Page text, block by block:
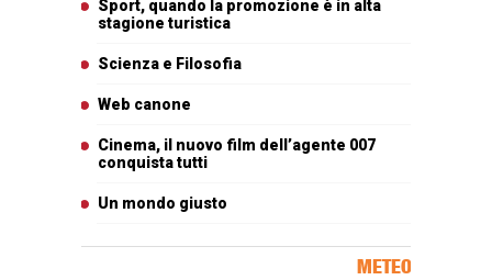
Sport, quando la promozione è in alta
stagione turistica
Scienza e Filosofia
Web canone
Cinema, il nuovo film dell’agente 007
conquista tutti
Un mondo giusto
METEO